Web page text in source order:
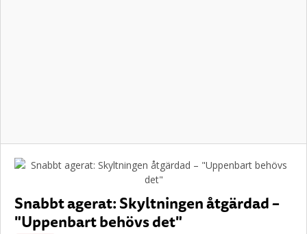
Snabbt agerat: Skyltningen åtgärdad –
"Uppenbart behövs det"